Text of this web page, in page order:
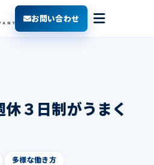
お問い合わせ
３日制がうまく
多様な働き方